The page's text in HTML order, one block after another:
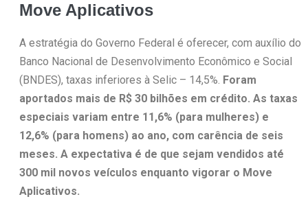
Move Aplicativos
A estratégia do Governo Federal é oferecer, com auxílio do
Banco Nacional de Desenvolvimento Econômico e Social
(BNDES), taxas inferiores à Selic – 14,5%. Foram
aportados mais de R$ 30 bilhões em crédito. As taxas
especiais variam entre 11,6% (para mulheres) e
12,6% (para homens) ao ano, com carência de seis
meses. A expectativa é de que sejam vendidos até
300 mil novos veículos enquanto vigorar o Move
Aplicativos.